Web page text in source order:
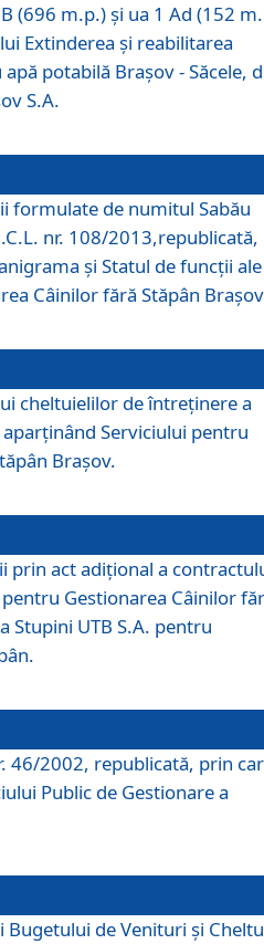
(696 m.p.) şi ua 1 Ad (152
Extinderea şi reabilitarea
potabilă Braşov - Săcele,
S.A.
formulate de numitul Sabău
nr. 108/2013,republicată,
şi Statul de funcţii ale
Câinilor fără Stăpân
cheltuielilor de întreţinere a
Serviciului pentru
Braşov.
prin act adiţional a
Gestionarea Câinilor
Stupini UTB S.A. pentru
46/2002, republicată, prin
Public de Gestionare a
de Venituri şi